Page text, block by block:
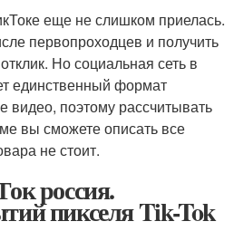
еще не слишком приелась.
первопроходцев и получить
Но социальная сеть в
единственный формат
видео, поэтому рассчитывать
вы сможете описать все
не стоит.
россия.
пикселя Tik-Tok